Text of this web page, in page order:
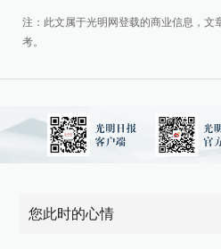
注：此文属于光明网登载的商业信息，文
考。
您此时的心情